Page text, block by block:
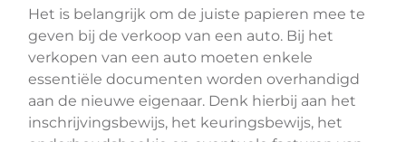
Het is belangrijk om de juiste papieren mee te
geven bij de verkoop van een auto. Bij het
verkopen van een auto moeten enkele
essentiële documenten worden overhandigd
aan de nieuwe eigenaar. Denk hierbij aan het
inschrijvingsbewijs, het keuringsbewijs, het